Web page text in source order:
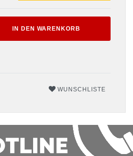
IN DEN WARENKORB
WUNSCHLISTE